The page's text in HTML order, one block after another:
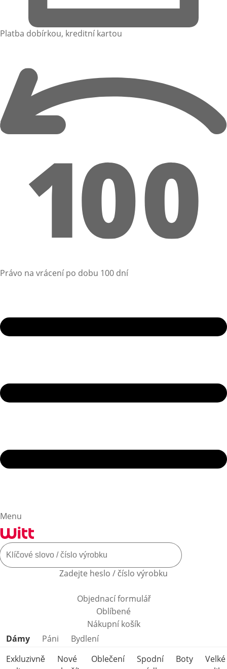
Platba dobírkou, kreditní kartou
Právo na vrácení po dobu 100 dní
Menu
Zadejte heslo / číslo výrobku
Objednací formulář
Oblíbené
Nákupní košík
Přeskočit kategorie produktů
Dámy Páni
Bydlení
Exkluzivně
Nové
Oblečení
Spodní
Boty
Velké